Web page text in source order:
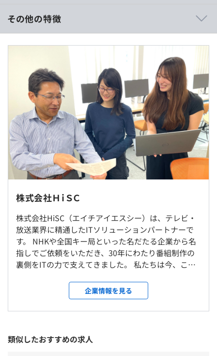
からこそ、私たちはシステム面だけでなく、お客様の組織
体制や日々の業務フローまで深く熟知しています。
言われた通りにコードを書くのではなく、業務の根幹を理
解した上で「本質的な課題解決」を提案できるのが最大の
◾️【手触り感のある開発】ユーザーの「生の声」が直接届
く距離感
実際にシステムを使う現場のエンドユーザーから、直接質
問やフィードバックをいただける環境です。
「ここが使いやすくなったよ」「こんな機能があればもっ
と便利かも」といった現場のリアルな意見が、次のシステ
ム改善への最大のヒントになります。
自分の仕事が誰の役に立っているのかを、ダイレクトに実
感できる面白さがあります。
放送局向けに多くのシステムを開発して導入、サポートを
しております。
お客様のクラウドあるいはパブリッククラウドに構築した
ＷＥＢシステムで、言語はPHP、ＯＳはLinux系、データ
ベースはmySQL系が主となっております。
・取材台帳管理システム
・車両運転報告作成支援システム
・契約管理システム
ハイブリッドワーク（一部リモートOK）
チームや業務の進め方に慣れていただいた後は、週の数日
を在宅勤務にするなど、一部リモートワークも可能です。
「基本は顔を合わせてチーム連携を大事にしつつ、効率よ
く柔軟に働く」というバランスの良い働き方を推奨してい
ます。
※フルリモートワークでの勤務は不可となります。
新潟オフィス、および自宅
会社の定める場所（テレワークをおこなう場所を含む）
月給：267,000円～500,000円
SE手当
経験2年以上5年未満：60,000円
経験5年以上10年未満：80,000円
経験10年以上：100,000円
スペシャルスキル：個別に決定
・時間外手当は別途全額支給します。
※固定残業代（みなし残業代）制ではありません。
・平均残業時間：平均20時間／月
9：00～18：00（所定労働時間8時間）
休憩時間：休憩60分
休憩時間：休憩60分 ※昼食時間は業務の都合により各々
の自主性に任せています
その他の特徴
株式会社ＨｉＳＣ
株式会社HiSC（エイチアイエスシー）は、テレビ・
放送業界に精通したITソリューションパートナーで
す。 NHKや全国キー局といった名だたる企業から名
指しでご依頼をいただき、30年にわたり番組制作の
裏側をITの力で支えてきました。 私たちは今、この
「中小企業が中小企業を支援する」を合言葉に、業
界の枠を越えて他分野へと領域を拡大。 お客様の課
題をITで解決し、ともに未来を切り拓く企業として
企業情報を見る
類似したおすすめの求人